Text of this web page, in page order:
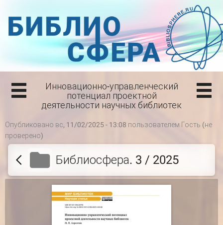
Инновационно-управленческий
потенциал проектной
деятельности научных библиотек
Опубликовано вс, 11/02/2025 - 13:08 пользователем Гость (не
проверено)
Библиосфера. 3 / 2025